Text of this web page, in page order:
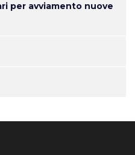
per avviamento nuove